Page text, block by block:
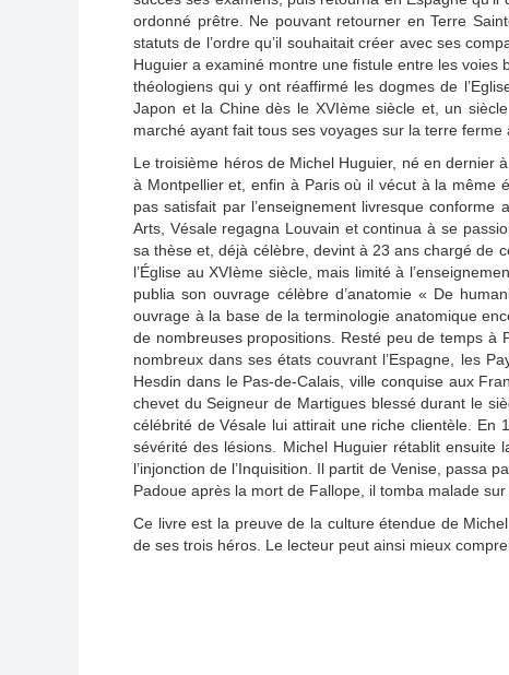
ordonné prêtre. Ne pouvant retourner en Terre
statuts de l’ordre qu’il souhaitait créer avec ses
Huguier a examiné montre une fistule entre les voies
théologiens qui y ont réaffirmé les dogmes de
Japon et la Chine dès le XVIème siècle et, un
marché ayant fait tous ses voyages sur la terre ferme
Le troisième héros de Michel Huguier, né en dernier
à Montpellier et, enfin à Paris où il vécut à la même
pas satisfait par l’enseignement livresque
Arts, Vésale regagna Louvain et continua à se
sa thèse et, déjà célèbre, devint à 23 ans chargé de
l’Église au XVIème siècle, mais limité à
publia son ouvrage célèbre d’anatomie « De
ouvrage à la base de la terminologie anatomique
de nombreuses propositions. Resté peu de temps à
nombreux dans ses états couvrant l’Espagne, les
Hesdin dans le Pas-de-Calais, ville conquise aux
chevet du Seigneur de Martigues blessé durant le
célébrité de Vésale lui attirait une riche clientèle. En
sévérité des lésions. Michel Huguier rétablit ensuite
l’injonction de l’Inquisition. Il partit de Venise, passa
Padoue après la mort de Fallope, il tomba malade
Ce livre est la preuve de la culture étendue de
de ses trois héros. Le lecteur peut ainsi mieux